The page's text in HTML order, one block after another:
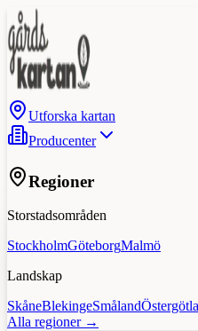
Utforska kartan
Producenter
Regioner
Storstadsområden
StockholmGöteborgMalmö
Landskap
SkåneBlekingeSmåland
Alla regioner →